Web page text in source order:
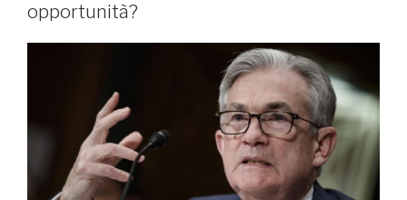
opportunità?